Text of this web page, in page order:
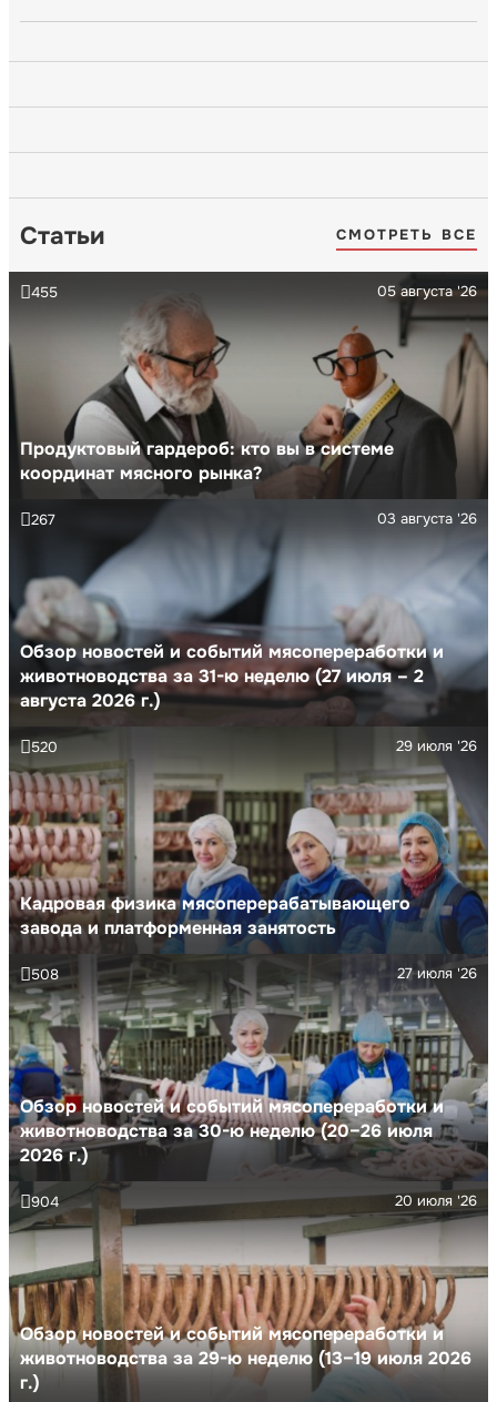
Статьи СМОТРЕТЬ ВСЕ
Продуктовый гардероб: кто вы в системе
координат мясного рынка?
05 августа '26
455
Обзор новостей и событий мясопереработки и
животноводства за 31-ю неделю (27 июля – 2
августа 2026 г.)
03 августа '26
267
Кадровая физика мясоперерабатывающего
завода и платформенная занятость
29 июля '26
520
Обзор новостей и событий мясопереработки и
животноводства за 30-ю неделю (20–26 июля
2026 г.)
27 июля '26
508
Обзор новостей и событий мясопереработки и
животноводства за 29-ю неделю (13–19 июля 2026
г.)
20 июля '26
904